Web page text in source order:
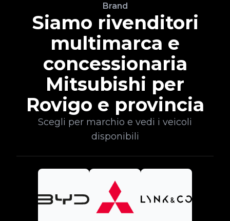
Brand
Siamo rivenditori
multimarca e
concessionaria
Mitsubishi per
Rovigo e provincia
Scegli per marchio e vedi i veicoli
disponibili